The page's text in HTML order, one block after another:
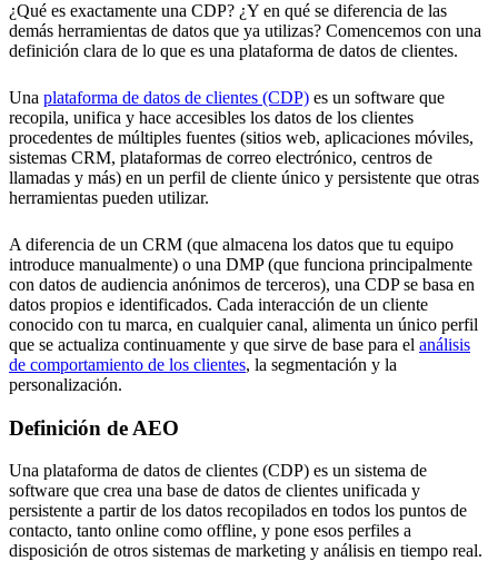
¿Qué es exactamente una CDP? ¿Y en qué se diferencia de las
demás herramientas de datos que ya utilizas? Comencemos con una
definición clara de lo que es una plataforma de datos de clientes.
Una plataforma de datos de clientes (CDP) es un software que
recopila, unifica y hace accesibles los datos de los clientes
procedentes de múltiples fuentes (sitios web, aplicaciones móviles,
sistemas CRM, plataformas de correo electrónico, centros de
llamadas y más) en un perfil de cliente único y persistente que otras
herramientas pueden utilizar.
A diferencia de un CRM (que almacena los datos que tu equipo
introduce manualmente) o una DMP (que funciona principalmente
con datos de audiencia anónimos de terceros), una CDP se basa en
datos propios e identificados. Cada interacción de un cliente
conocido con tu marca, en cualquier canal, alimenta un único perfil
que se actualiza continuamente y que sirve de base para el análisis
de comportamiento de los clientes, la segmentación y la
personalización.
Definición de AEO
Una plataforma de datos de clientes (CDP) es un sistema de
software que crea una base de datos de clientes unificada y
persistente a partir de los datos recopilados en todos los puntos de
contacto, tanto online como offline, y pone esos perfiles a
disposición de otros sistemas de marketing y análisis en tiempo real.